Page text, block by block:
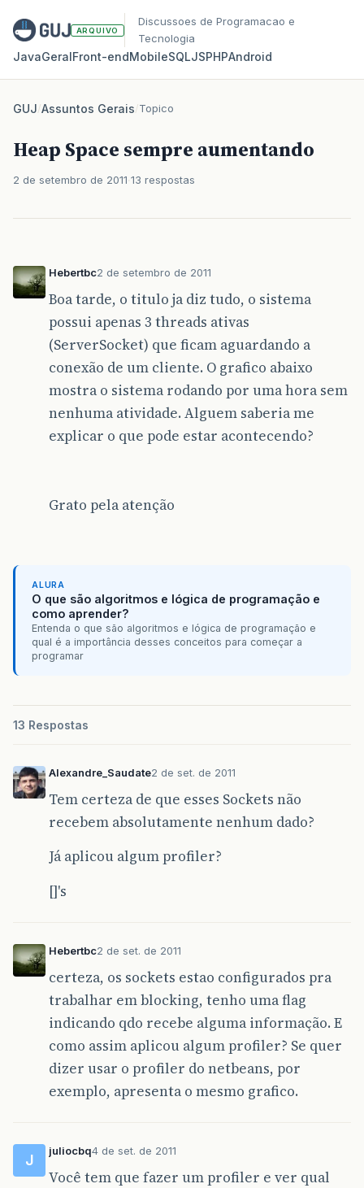
ARQUIVO
Discussoes de Programacao e
Tecnologia
JavaGeralFront‑endMobileSQLJSPHPAndroid
GUJ/Assuntos Gerais/Topico
Heap Space sempre aumentando
2 de setembro de 2011 13 respostas
Hebertbc2 de setembro de 2011
Boa tarde, o titulo ja diz tudo, o sistema
possui apenas 3 threads ativas
(ServerSocket) que ficam aguardando a
conexão de um cliente. O grafico abaixo
mostra o sistema rodando por uma hora sem
nenhuma atividade. Alguem saberia me
explicar o que pode estar acontecendo?
Grato pela atenção
ALURA
O que são algoritmos e lógica de programação e
como aprender?
Entenda o que são algoritmos e lógica de programação e
qual é a importância desses conceitos para começar a
programar
13 Respostas
Alexandre_Saudate2 de set. de 2011
Tem certeza de que esses Sockets não
recebem absolutamente nenhum dado?
Já aplicou algum profiler?
[]'s
Hebertbc2 de set. de 2011
certeza, os sockets estao configurados pra
trabalhar em blocking, tenho uma flag
indicando qdo recebe alguma informação. E
como assim aplicou algum profiler? Se quer
dizer usar o profiler do netbeans, por
exemplo, apresenta o mesmo grafico.
J
juliocbq4 de set. de 2011
Você tem que fazer um profiler e ver qual